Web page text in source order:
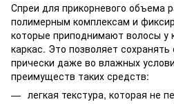
Спреи для прикорневого объема
полимерным комплексам и
которые приподнимают волосы у
каркас. Это позволяет
прически даже во влажных
преимуществ таких средств:
легкая текстура, которая не